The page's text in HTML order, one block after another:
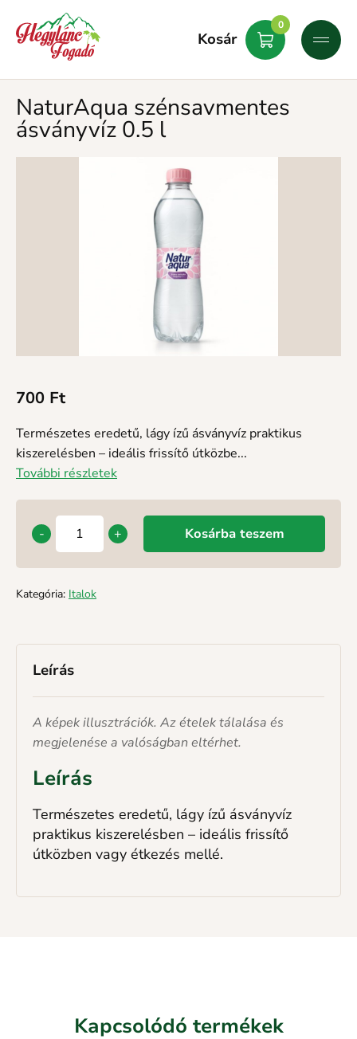
Kosár
0
NaturAqua szénsavmentes
ásványvíz 0.5 l
700 Ft
Természetes eredetű, lágy ízű ásványvíz praktikus
kiszerelésben – ideális frissítő útközbe...
További részletek
- + Kosárba teszem
Kategória: Italok
Leírás
A képek illusztrációk. Az ételek tálalása és
megjelenése a valóságban eltérhet.
Leírás
Természetes eredetű, lágy ízű ásványvíz
praktikus kiszerelésben – ideális frissítő
útközben vagy étkezés mellé.
Kapcsolódó termékek